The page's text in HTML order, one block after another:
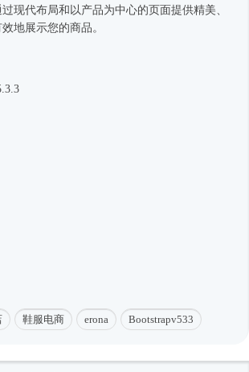
现代布局和以产品为中心的页面提供精美、
地展示您的商品。
鞋服电商 erona Bootstrapv533